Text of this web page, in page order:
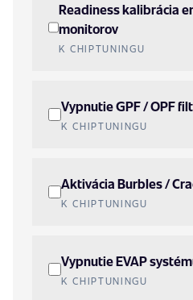
Readiness kalibrácia
monitorov
K CHIPTUNINGU
Vypnutie GPF / OPF
K CHIPTUNINGU
Aktivácia Burbles /
K CHIPTUNINGU
Vypnutie EVAP
K CHIPTUNINGU